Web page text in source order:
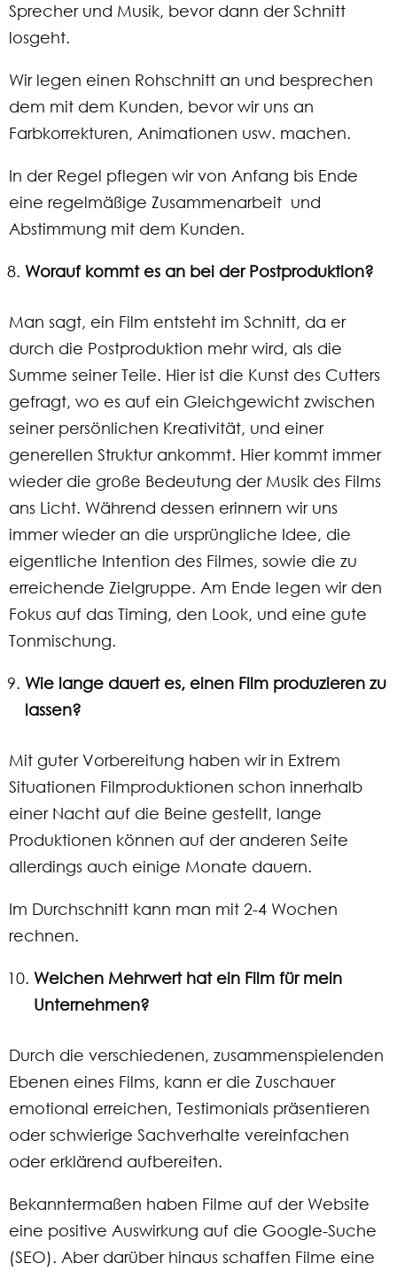
Sprecher und Musik, bevor dann der Schnitt
losgeht.
Wir legen einen Rohschnitt an und besprechen
dem mit dem Kunden, bevor wir uns an
Farbkorrekturen, Animationen usw. machen.
In der Regel pflegen wir von Anfang bis Ende
eine regelmäßige Zusammenarbeit und
Abstimmung mit dem Kunden.
Worauf kommt es an bei der Postproduktion?
Man sagt, ein Film entsteht im Schnitt, da er
durch die Postproduktion mehr wird, als die
Summe seiner Teile. Hier ist die Kunst des Cutters
gefragt, wo es auf ein Gleichgewicht zwischen
seiner persönlichen Kreativität, und einer
generellen Struktur ankommt. Hier kommt immer
wieder die große Bedeutung der Musik des Films
ans Licht. Während dessen erinnern wir uns
immer wieder an die ursprüngliche Idee, die
eigentliche Intention des Filmes, sowie die zu
erreichende Zielgruppe. Am Ende legen wir den
Fokus auf das Timing, den Look, und eine gute
Tonmischung.
Wie lange dauert es, einen Film produzieren zu
lassen?
Mit guter Vorbereitung haben wir in Extrem
Situationen Filmproduktionen schon innerhalb
einer Nacht auf die Beine gestellt, lange
Produktionen können auf der anderen Seite
allerdings auch einige Monate dauern.
Im Durchschnitt kann man mit 2-4 Wochen
rechnen.
Welchen Mehrwert hat ein Film für mein
Unternehmen?
Durch die verschiedenen, zusammenspielenden
Ebenen eines Films, kann er die Zuschauer
emotional erreichen, Testimonials präsentieren
oder schwierige Sachverhalte vereinfachen
oder erklärend aufbereiten.
Bekanntermaßen haben Filme auf der Website
eine positive Auswirkung auf die Google-Suche
(SEO). Aber darüber hinaus schaffen Filme eine